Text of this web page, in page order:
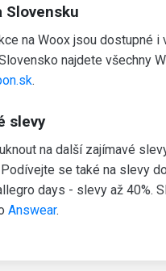
Slovensku
na Woox jsou dostupné i
najdete všechny
.
slevy
na další zajímavé
se také na slevy
days - slevy až 40%.
Answear.